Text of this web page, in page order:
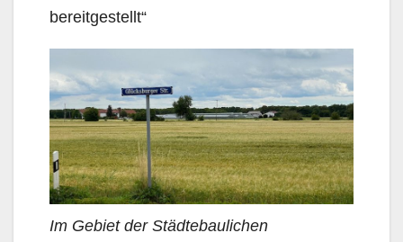
bereitgestellt“
Im Gebiet der Städtebaulichen